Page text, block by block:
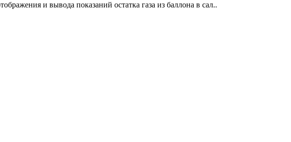
и вывода показаний остатка газа из баллона в сал..